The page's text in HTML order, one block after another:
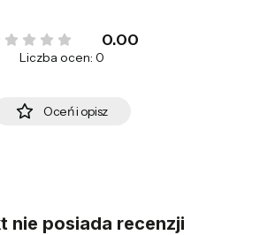
0.00
Liczba ocen: 0
Oceń i opisz
nie posiada recenzji